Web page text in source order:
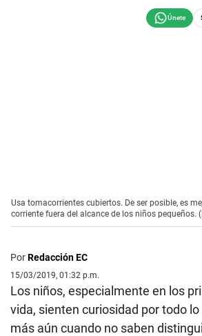
Usa tomacorrientes cubiertos. De ser posible, es
corriente fuera del alcance de los niños pequeños.
PorRedacción EC
15/03/2019, 01:32 p.m.
Los niños, especialmente en los
vida, sienten curiosidad por todo
más aún cuando no saben